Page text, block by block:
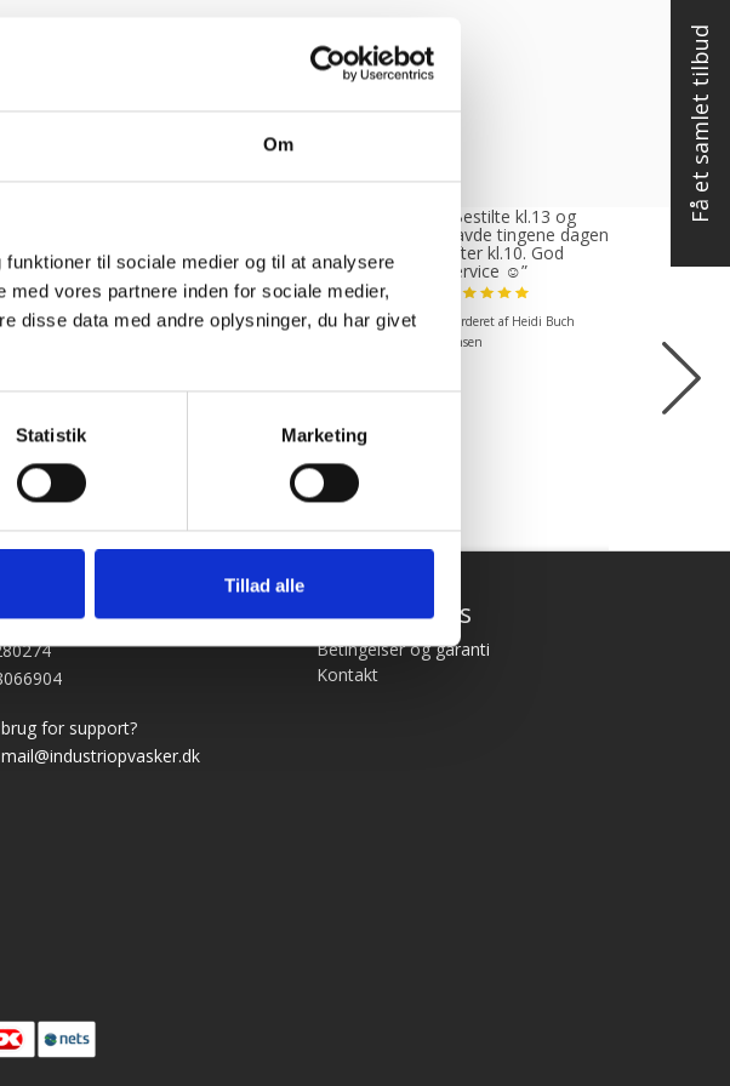
Om
til sociale medier og til at analysere
vores partnere inden for sociale medier,
disse data med andre oplysninger, du har givet
Statistik Marketing
Tillad alle
imødekommende
kommende. Fik en
fejl levering og fik
løst det i løbet af to
sekunder. God
“Bestilte kl.13 og
havde tingene dagen
efter kl.10. God
service ☺”
Vurderet af Heidi Buch
Jensen
for support?
mail@industriopvasker.dk
Hurtige links
Betingelser og garanti
Kontakt
Få et samlet tilbud